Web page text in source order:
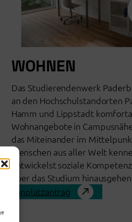
WOHNEN
Das Studierendenwerk
an den Hochschulstandorten
Hamm und Lippstadt
Wohnangebote in
das Miteinander im
Menschen aus aller Welt
entwickelst soziale
über das Studium hinausgehen.
Wohnplatzantrag